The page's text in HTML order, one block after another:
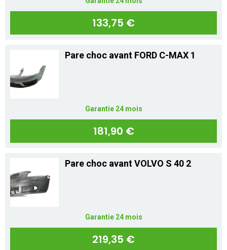
133,75 €
Pare choc avant FORD C-MAX 1
Garantie 24 mois
181,90 €
Pare choc avant VOLVO S 40 2
Garantie 24 mois
219,35 €